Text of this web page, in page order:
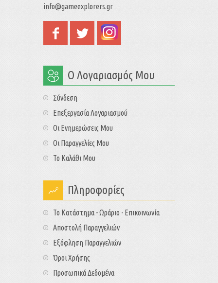
info@gameexplorers.gr
Ο Λογαριασμός Μου
Σύνδεση
Επεξεργασία Λογαριασμού
Οι Ενημερώσεις Μου
Οι Παραγγελίες Μου
Το Καλάθι Μου
Πληροφορίες
Το Κατάστημα - Ωράριο - Επικοινωνία
Αποστολή Παραγγελιών
Εξόφληση Παραγγελιών
Όροι Χρήσης
Προσωπικά Δεδομένα